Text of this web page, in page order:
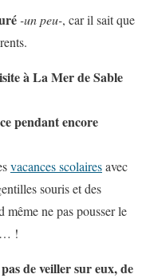
-un peu-, car il sait que
à La Mer de Sable
pendant encore
vacances scolairesavec
souris et des
ne pas pousser le
!
de veiller sur eux, de